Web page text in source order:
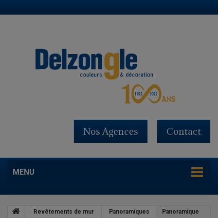
Contact
Nos Agences
MENU
Revêtements de mur Panoramiques
Panoramique